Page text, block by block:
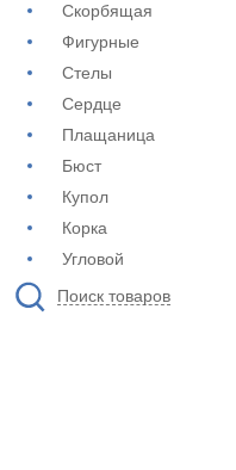
Скорбящая
Фигурные
Стелы
Сердце
Плащаница
Бюст
Купол
Корка
Угловой
Поиск товаров